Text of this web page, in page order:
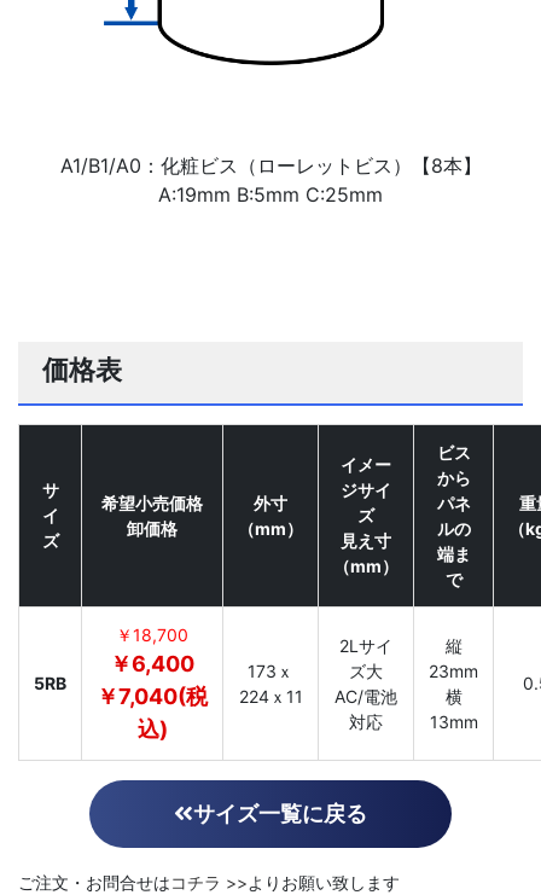
A1/B1/A0：化粧ビス（ローレットビス）【8本】
A:19mm B:5mm C:25mm
価格表
サ
イ
ズ
希望小売価格
卸価格
外寸
（mm）
イメー
ジサイ
ズ
見え寸
（mm）
ビス
から
パネ
ルの
端ま
で
重
（
5RB
￥18,700
￥6,400
￥7,040(税
込)
173ｘ
224ｘ11
2Lサイ
ズ大
AC/電池
対応
縦
23mm
横
13mm
サイズ一覧に戻る
ご注文・お問合せはコチラ >>よりお願い致します